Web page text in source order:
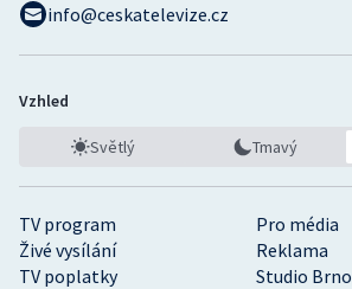
TV program
Pro média
Živé vysílání
Reklama
TV poplatky
Studio Brno
info@ceskatelevize.cz
Vzhled
Světlý Tmavý